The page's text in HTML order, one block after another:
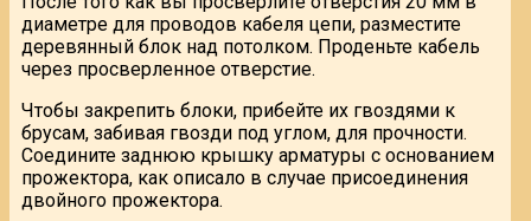
диаметре для проводов кабеля цепи, разместите
деревянный блок над потолком. Проденьте кабель
через просверленное отверстие.
Чтобы закрепить блоки, прибейте их гвоздями к
брусам, забивая гвозди под углом, для прочности.
Соедините заднюю крышку арматуры с основанием
прожектора, как описало в случае присоединения
двойного прожектора.